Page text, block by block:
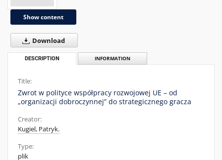
Show content
Download
DESCRIPTION INFORMATION
Title:
Zwrot w polityce współpracy rozwojowej UE – od
„organizacji dobroczynnej” do strategicznego gracza
Creator:
Kugiel, Patryk.
Type:
plik